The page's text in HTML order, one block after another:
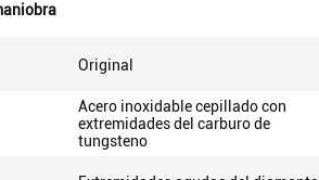
Original
Acero inoxidable cepillado con
extremidades del carburo de
tungsteno